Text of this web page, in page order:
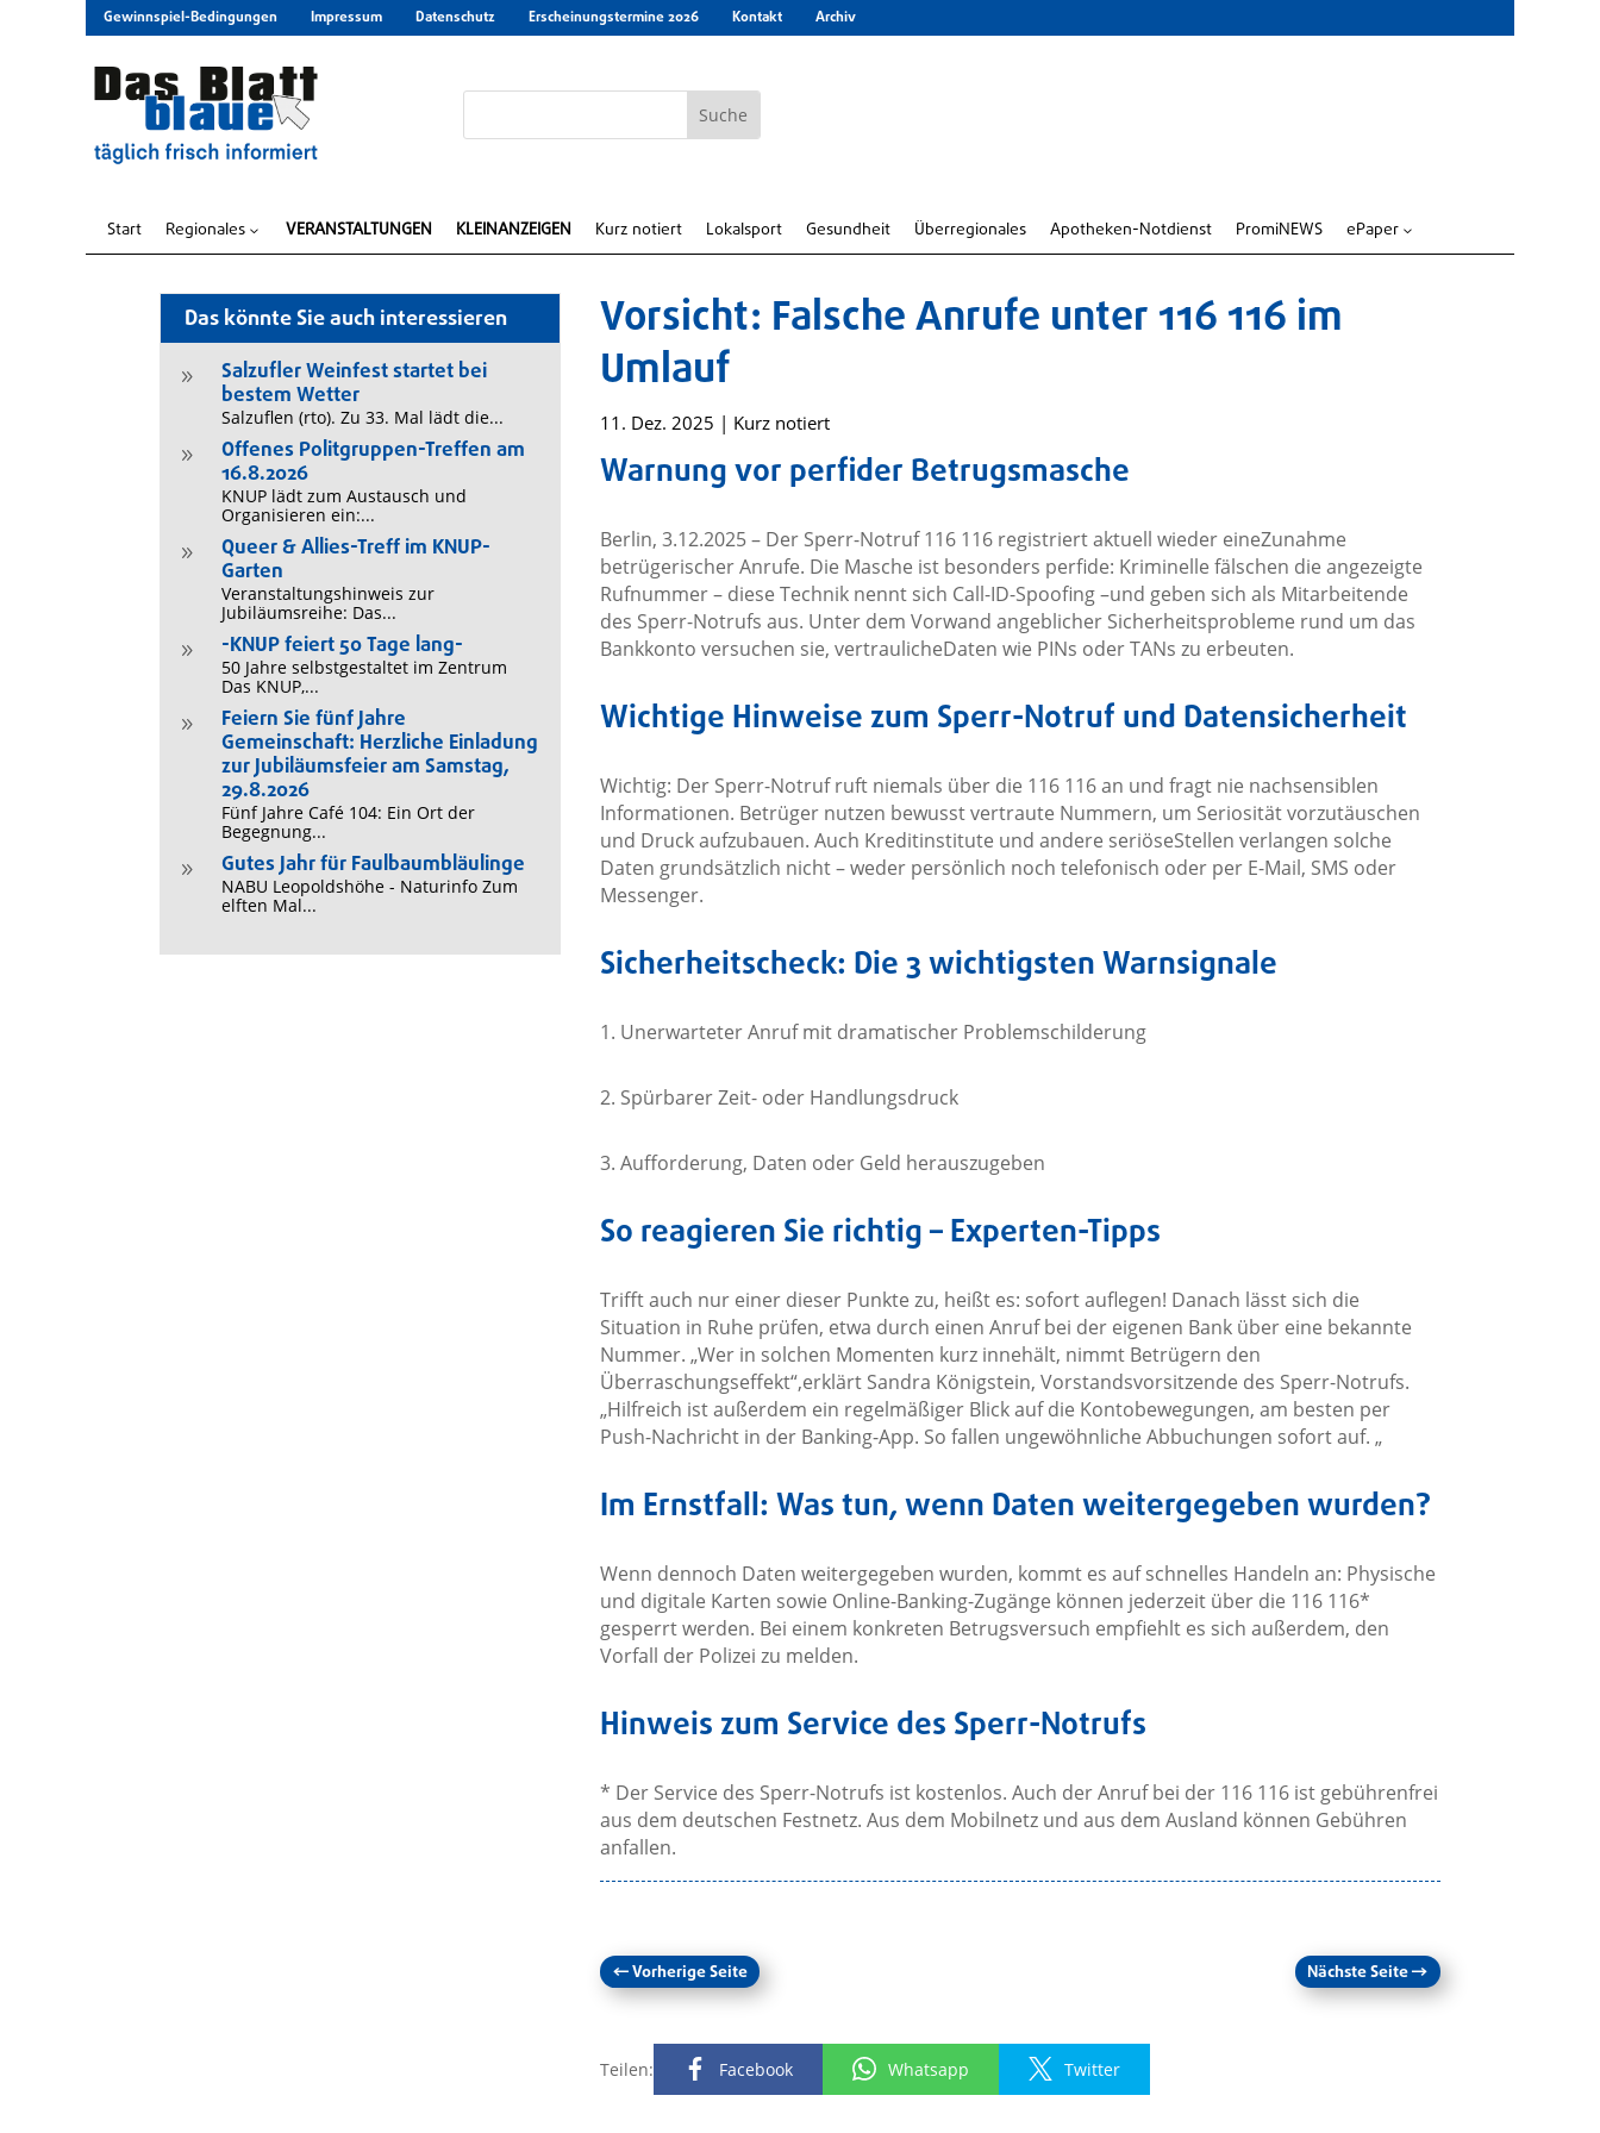
Gewinnspiel-Bedingungen Impressum Datenschutz Erscheinungstermine 2026 Kontakt Archiv
Start Regionales 3 VERANSTALTUNGEN KLEINANZEIGEN Kurz notiert Lokalsport Gesundheit Überregionales Apotheken-Notdienst PromiNEWS ePaper 3
Das könnte Sie auch interessieren
9
Salzufler Weinfest startet bei
bestem Wetter
Salzuflen (rto). Zu 33. Mal lädt die...
9
Offenes Politgruppen-Treffen am
16.8.2026
KNUP lädt zum Austausch und
Organisieren ein:...
9
Queer & Allies-Treff im KNUP-
Garten
Veranstaltungshinweis zur
Jubiläumsreihe: Das...
9 -KNUP feiert 50 Tage lang-
50 Jahre selbstgestaltet im Zentrum
Das KNUP,...
9
Feiern Sie fünf Jahre
Gemeinschaft: Herzliche Einladung
zur Jubiläumsfeier am Samstag,
29.8.2026
Fünf Jahre Café 104: Ein Ort der
Begegnung...
9 Gutes Jahr für Faulbaumbläulinge
NABU Leopoldshöhe - Naturinfo Zum
elften Mal...
Vorsicht: Falsche Anrufe unter 116 116 im
Umlauf
11. Dez. 2025 | Kurz notiert
Warnung vor perfider Betrugsmasche
Berlin, 3.12.2025 – Der Sperr-Notruf 116 116 registriert aktuell wieder eineZunahme
betrügerischer Anrufe. Die Masche ist besonders perfide: Kriminelle fälschen die angezeigte
Rufnummer – diese Technik nennt sich Call-ID-Spoofing –und geben sich als Mitarbeitende
des Sperr-Notrufs aus. Unter dem Vorwand angeblicher Sicherheitsprobleme rund um das
Bankkonto versuchen sie, vertraulicheDaten wie PINs oder TANs zu erbeuten.
Wichtige Hinweise zum Sperr-Notruf und Datensicherheit
Wichtig: Der Sperr-Notruf ruft niemals über die 116 116 an und fragt nie nachsensiblen
Informationen. Betrüger nutzen bewusst vertraute Nummern, um Seriosität vorzutäuschen
und Druck aufzubauen. Auch Kreditinstitute und andere seriöseStellen verlangen solche
Daten grundsätzlich nicht – weder persönlich noch telefonisch oder per E-Mail, SMS oder
Messenger.
Sicherheitscheck: Die 3 wichtigsten Warnsignale
1. Unerwarteter Anruf mit dramatischer Problemschilderung
2. Spürbarer Zeit- oder Handlungsdruck
3. Aufforderung, Daten oder Geld herauszugeben
So reagieren Sie richtig – Experten-Tipps
Trifft auch nur einer dieser Punkte zu, heißt es: sofort auflegen! Danach lässt sich die
Situation in Ruhe prüfen, etwa durch einen Anruf bei der eigenen Bank über eine bekannte
Nummer. „Wer in solchen Momenten kurz innehält, nimmt Betrügern den
Überraschungseffekt“,erklärt Sandra Königstein, Vorstandsvorsitzende des Sperr-Notrufs.
„Hilfreich ist außerdem ein regelmäßiger Blick auf die Kontobewegungen, am besten per
Push-Nachricht in der Banking-App. So fallen ungewöhnliche Abbuchungen sofort auf. „
Im Ernstfall: Was tun, wenn Daten weitergegeben wurden?
Wenn dennoch Daten weitergegeben wurden, kommt es auf schnelles Handeln an: Physische
und digitale Karten sowie Online-Banking-Zugänge können jederzeit über die 116 116*
gesperrt werden. Bei einem konkreten Betrugsversuch empfiehlt es sich außerdem, den
Vorfall der Polizei zu melden.
Hinweis zum Service des Sperr-Notrufs
* Der Service des Sperr-Notrufs ist kostenlos. Auch der Anruf bei der 116 116 ist gebührenfrei
aus dem deutschen Festnetz. Aus dem Mobilnetz und aus dem Ausland können Gebühren
anfallen.
←Vorherige Seite Nächste Seite→
Teilen: Facebook Whatsapp Twitter